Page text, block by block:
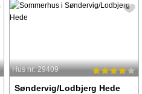
Hus nr: 29409
Søndervig/Lodbjerg Hede